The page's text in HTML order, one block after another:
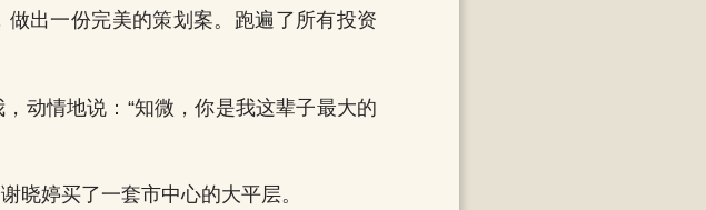
出一份完美的策划案。跑遍了所有投资
动情地说：“知微，你是我这辈子最大的
晓婷买了一套市中心的大平层。